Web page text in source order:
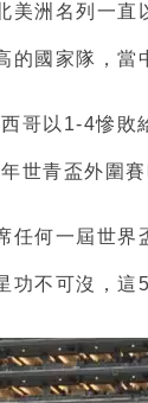
美洲名列一
的國家隊，
哥以1-4慘敗
世青盃外圍
任何一屆世
功不可沒，這